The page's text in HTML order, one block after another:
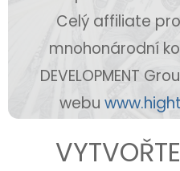
Celý affiliate
mnohonárodní
DEVELOPMENT
webu